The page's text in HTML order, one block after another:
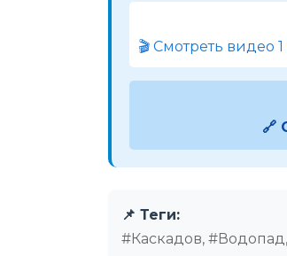
🎬 Смотреть видео
🔗
📌 Теги:
#Каскадов,